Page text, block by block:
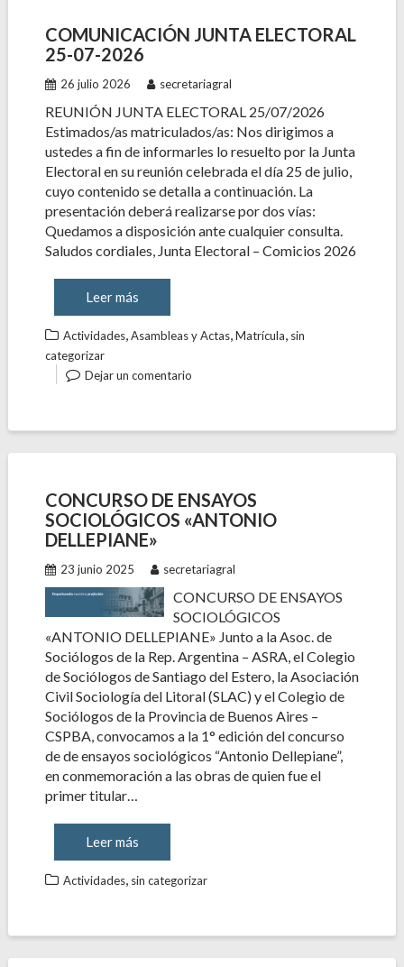
COMUNICACIÓN JUNTA ELECTORAL
25-07-2026
26 julio 2026 secretariagral
REUNIÓN JUNTA ELECTORAL 25/07/2026
Estimados/as matriculados/as: Nos dirigimos a
ustedes a fin de informarles lo resuelto por la Junta
Electoral en su reunión celebrada el día 25 de julio,
cuyo contenido se detalla a continuación. La
presentación deberá realizarse por dos vías:
Quedamos a disposición ante cualquier consulta.
Saludos cordiales, Junta Electoral – Comicios 2026
Leer más
Actividades,Asambleas y Actas,Matrícula, sin
categorizar
Dejar un comentario
CONCURSO DE ENSAYOS
SOCIOLÓGICOS «ANTONIO
DELLEPIANE»
23 junio 2025 secretariagral
CONCURSO DE ENSAYOS
SOCIOLÓGICOS
«ANTONIO DELLEPIANE» Junto a la Asoc. de
Sociólogos de la Rep. Argentina – ASRA, el Colegio
de Sociólogos de Santiago del Estero, la Asociación
Civil Sociología del Litoral (SLAC) y el Colegio de
Sociólogos de la Provincia de Buenos Aires –
CSPBA, convocamos a la 1° edición del concurso
de de ensayos sociológicos “Antonio Dellepiane”,
en conmemoración a las obras de quien fue el
primer titular…
Leer más
Actividades, sin categorizar